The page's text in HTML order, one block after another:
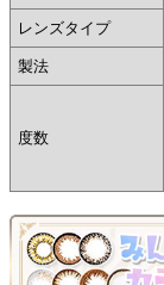
レンズタイプ
製法
度数